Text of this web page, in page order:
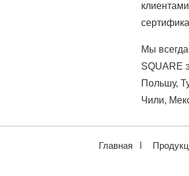
Мы
SQUARE
Польшу,
Чили,
Главная